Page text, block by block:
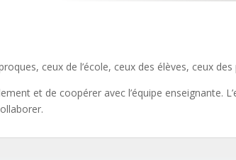
ceux de l’école, ceux des élèves, ceux des
et de coopérer avec l’équipe enseignante.